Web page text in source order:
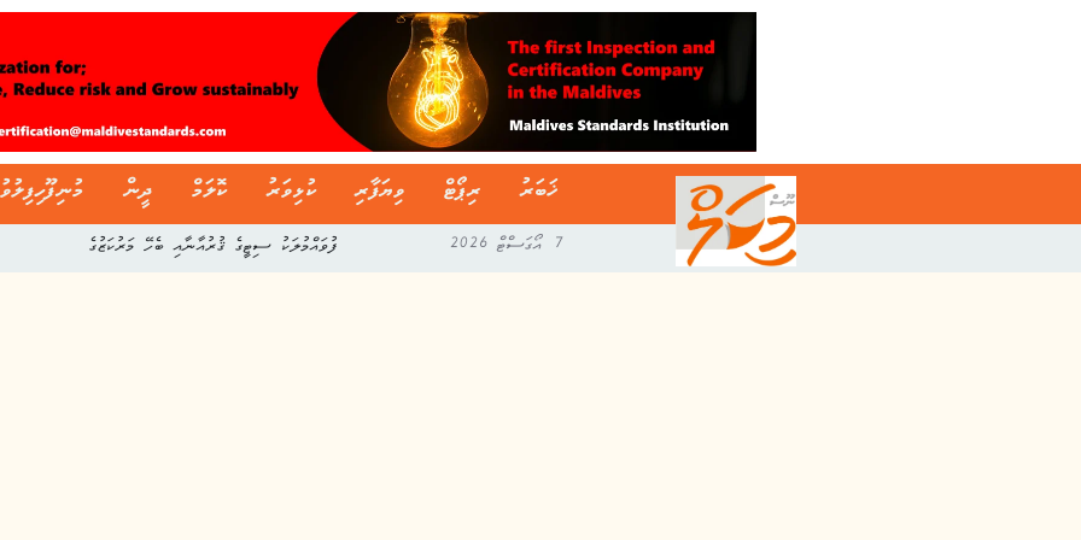
ޚަބަރު ރިޕޯޓް ވިޔަފާރި ކުޅިވަރު ކޮލަމް ދީން
7 އޯގަސްޓް 2026 ފުވައްމުލަކު ސިޓީގެ ޤުރުއާނާއި ބެހޭ މަރުކަޒުގެ